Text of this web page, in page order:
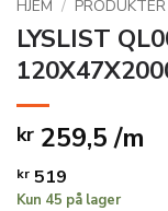
HJEM / PRODUKTER
LYSLIST
kr 259,5 /m
kr 519
Kun 45 på lager